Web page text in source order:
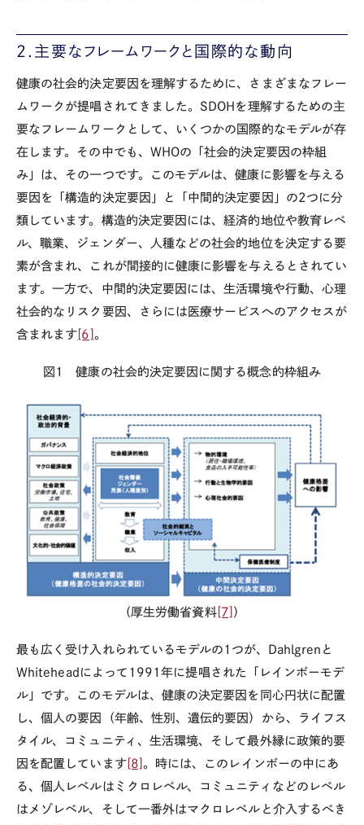
2.主要なフレームワークと国際的な動向
健康の社会的決定要因を理解するために、さまざまなフレー
ムワークが提唱されてきました。 SDOH を理解するための主
要なフレームワークとして、いくつかの国際的なモデルが存
在します。その中でも、 WHOの「社会的決定要因の枠組
み」は、その一つです。このモデルは、健康に影響を与える
要因を「構造的決定要因」と「中間的決定要因」の2 つに分
類しています。構造的決定要因には、経済的地位や教育レベ
ル、職業、ジェンダー、人種などの社会的地位を決定する要
素が含まれ、これが間接的に健康に影響を与えるとされてい
ます。一方で、中間的決定要因には、生活環境や行動、心理
社会的なリスク要因、さらには医療サービスへのアクセスが
含まれます [6] 。
図 1 健康の社会的決定要因に関する概念的枠組み
（厚生労働省資料[7] ）
最も広く受け入れられているモデルの 1 つが、 Dahlgren と
Whitehead によって 1991年に提唱された「レインボーモデ
ル」です。このモデルは、健康の決定要因を同心円状に配置
し、個人の要因（年齢、性別、遺伝的要因）から、ライフス
タイル、コミュニティ、生活環境、そして最外縁に政策的要
因を配置しています[8] 。時には、このレインボーの中にあ
る、個人レベルはミクロレベル、コミュニティなどのレベル
はメゾレベル、そして一番外はマクロレベルと介入するべき